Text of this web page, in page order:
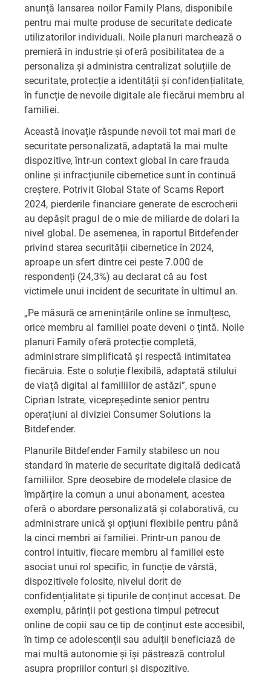
anunță lansarea noilor Family Plans, disponibile
pentru mai multe produse de securitate dedicate
utilizatorilor individuali. Noile planuri marchează o
premieră în industrie și oferă posibilitatea de a
personaliza și administra centralizat soluțiile de
securitate, protecție a identității și confidențialitate,
în funcție de nevoile digitale ale fiecărui membru al
familiei.
Această inovație răspunde nevoii tot mai mari de
securitate personalizată, adaptată la mai multe
dispozitive, într-un context global în care frauda
online și infracțiunile cibernetice sunt în continuă
creștere. Potrivit Global State of Scams Report
2024, pierderile financiare generate de escrocherii
au depășit pragul de o mie de miliarde de dolari la
nivel global. De asemenea, în raportul Bitdefender
privind starea securității cibernetice în 2024,
aproape un sfert dintre cei peste 7.000 de
respondenți (24,3%) au declarat că au fost
victimele unui incident de securitate în ultimul an.
„Pe măsură ce amenințările online se înmulțesc,
orice membru al familiei poate deveni o țintă. Noile
planuri Family oferă protecție completă,
administrare simplificată și respectă intimitatea
fiecăruia. Este o soluție flexibilă, adaptată stilului
de viață digital al familiilor de astăzi”, spune
Ciprian Istrate, vicepreședinte senior pentru
operațiuni al diviziei Consumer Solutions la
Bitdefender.
Planurile Bitdefender Family stabilesc un nou
standard în materie de securitate digitală dedicată
familiilor. Spre deosebire de modelele clasice de
împărțire la comun a unui abonament, acestea
oferă o abordare personalizată și colaborativă, cu
administrare unică și opțiuni flexibile pentru până
la cinci membri ai familiei. Printr-un panou de
control intuitiv, fiecare membru al familiei este
asociat unui rol specific, în funcție de vârstă,
dispozitivele folosite, nivelul dorit de
confidențialitate și tipurile de conținut accesat. De
exemplu, părinții pot gestiona timpul petrecut
online de copii sau ce tip de conținut este accesibil,
în timp ce adolescenții sau adulții beneficiază de
mai multă autonomie și își păstrează controlul
asupra propriilor conturi și dispozitive.